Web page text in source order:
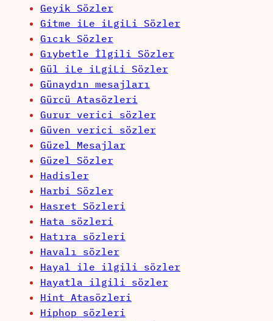
Geyik Sözler
Gitme iLe iLgiLi Sözler
Gıcık Sözler
Gıybetle İlgili Sözler
Gül iLe iLgiLi Sözler
Günaydın mesajları
Gürcü Atasözleri
Gurur verici sözler
Güven verici sözler
Güzel Mesajlar
Güzel Sözler
Hadisler
Harbi Sözler
Hasret Sözleri
Hata sözleri
Hatıra sözleri
Havalı sözler
Hayal ile ilgili sözler
Hayatla ilgili sözler
Hint Atasözleri
Hiphop sözleri